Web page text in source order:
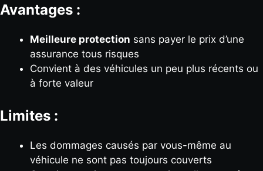
Avantages :
Meilleure protection sans payer le prix d’une
assurance tous risques
Convient à des véhicules un peu plus récents ou
à forte valeur
Limites :
Les dommages causés par vous-même au
véhicule ne sont pas toujours couverts